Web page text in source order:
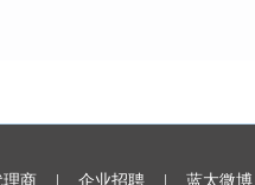
理商 | 企业招聘 | 蓝太微